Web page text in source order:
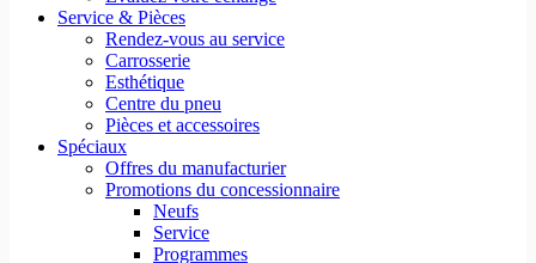
Service & Pièces
Rendez-vous au service
Carrosserie
Esthétique
Centre du pneu
Pièces et accessoires
Spéciaux
Offres du manufacturier
Promotions du concessionnaire
Neufs
Service
Programmes